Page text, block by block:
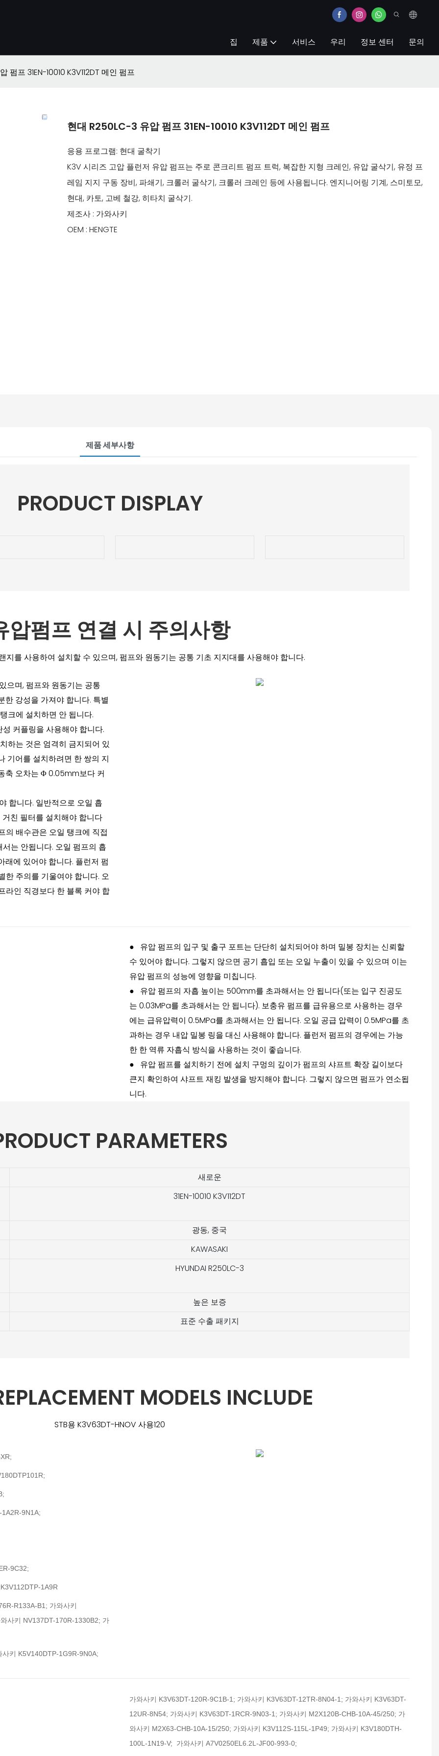
집 제품 서비스 우리 정보 센터 문의
펌프 31EN-10010 K3V112DT 메인 펌프
현대 R250LC-3 유압 펌프 31EN-10010 K3V112DT 메인 펌프
응용 프로그램: 현대 굴착기
K3V 시리즈 고압 플런저 유압 펌프는 주로 콘크리트 펌프 트럭, 복잡한 지형 크레인, 유압 굴삭기, 유정 프
레임 지지 구동 장비, 파쇄기, 크롤러 굴삭기, 크롤러 크레인 등에 사용됩니다. 엔지니어링 기계, 스미토모,
현대, 카토, 고베 철강, 히타치 굴삭기.
제조사 : 가와사키
OEM : HENGTE
제품 세부사항
PRODUCT DISPLAY
압펌프 연결 시 주의사항
지를 사용하여 설치할 수 있으며, 펌프와 원동기는 공통 기초 지지대를 사용해야 합니다.
으며, 펌프와 원동기는 공통
한 강성을 가져야 합니다. 특별
크에 설치하면 안 됩니다.
커플링을 사용해야 합니다.
하는 것은 엄격히 금지되어 있
기어를 설치하려면 한 쌍의 지
축 오차는 Φ 0.05mm보다 커
합니다. 일반적으로 오일 흡
친 필터를 설치해야 합니다
의 배수관은 오일 탱크에 직접
는 안됩니다. 오일 펌프의 흡
에 있어야 합니다. 플런저 펌
한 주의를 기울여야 합니다. 오
라인 직경보다 한 블록 커야 합
●
유압 펌프의 입구 및 출구 포트는 단단히 설치되어야 하며 밀봉 장치는 신뢰할
수 있어야 합니다. 그렇지 않으면 공기 흡입 또는 오일 누출이 있을 수 있으며 이는
유압 펌프의 성능에 영향을 미칩니다.
●
유압 펌프의 자흡 높이는 500mm를 초과해서는 안 됩니다(또는 입구 진공도
는 0.03MPa를 초과해서는 안 됩니다). 보충유 펌프를 급유용으로 사용하는 경우
에는 급유압력이 0.5MPa를 초과해서는 안 됩니다. 오일 공급 압력이 0.5MPa를 초
과하는 경우 내압 밀봉 링을 대신 사용해야 합니다. 플런저 펌프의 경우에는 가능
한 한 역류 자흡식 방식을 사용하는 것이 좋습니다.
●
유압 펌프를 설치하기 전에 설치 구멍의 깊이가 펌프의 샤프트 확장 길이보다
큰지 확인하여 샤프트 재킹 발생을 방지해야 합니다. 그렇지 않으면 펌프가 연소됩
니다.
PARAMETERS
새로운
31EN-10010 K3V112DT
광동, 중국
KAWASAKI
HYUNDAI R250LC-3
높은 보증
표준 수출 패키지
MODELS INCLUDE
STB용 K3V63DT-HNOV 사용120
1A2R-9N1A;
9C32;
1A9R
R133A-B1; 가와사키
사키 NV137DT-170R-1330B2; 가
키 K5V140DTP-1G9R-9N0A;
가와사키 K3V63DT-120R-9C1B-1; 가와사키 K3V63DT-12TR-8N04-1; 가와사키 K3V63DT-
12UR-8N54; 가와사키 K3V63DT-1RCR-9N03-1; 가와사키 M2X120B-CHB-10A-45/250; 가
와사키 M2X63-CHB-10A-15/250; 가와사키 K3V112S-115L-1P49; 가와사키 K3V180DTH-
100L-1N19-V; 가와사키 A7V0250EL6.2L-JF00-993-0;